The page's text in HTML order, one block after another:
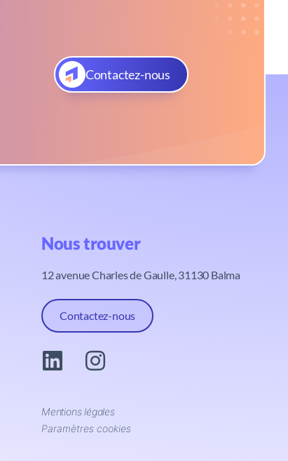
Contactez-nous
Nous trouver​
12 avenue Charles de Gaulle, 31130 Balma
Contactez-nous
Mentions légales
Paramètres cookies